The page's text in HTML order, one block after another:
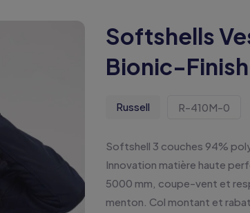
Softshells
Bionic-
Russell R-410M-0
Softshell 3 couches 94%
Innovation matière haute
5000 mm, coupe-vent et
menton. Col montant et